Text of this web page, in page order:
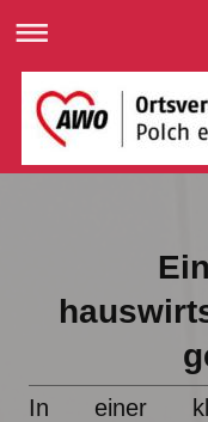
In einer